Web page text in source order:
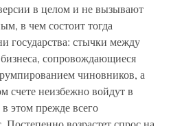
в целом и не вызывают
в чем состоит тогда
государства: стычки между
сопровождающиеся
чиновников, а
счете неизбежно войдут в
этом прежде всего